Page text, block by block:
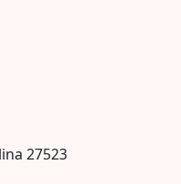
27523